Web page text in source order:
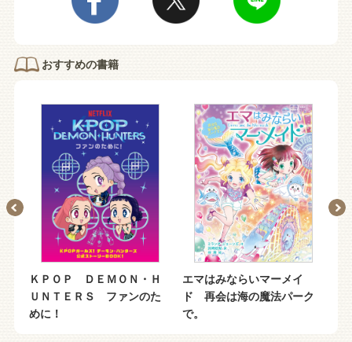
おすすめの書籍
ＫＰＯＰ ＤＥＭＯＮ・Ｈ
ＵＮＴＥＲＳ ファンのた
めに！
エマはみならいマーメイ
ド 再会は海の魔法パーク
で。